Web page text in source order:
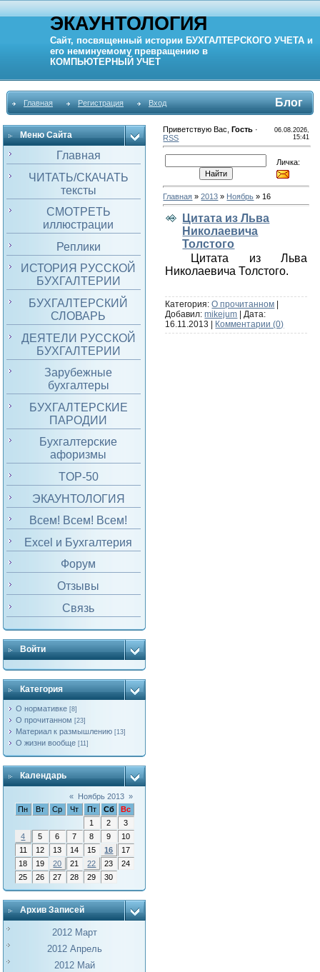
ЭКАУНТОЛОГИЯ
Сайт, посвященный истории БУХГАЛТЕРСКОГО УЧЕТА и
его неминуемому превращению в
КОМПЬЮТЕРНЫЙ УЧЕТ
Главная Регистрация Вход Блог
Меню Сайта
Главная
ЧИТАТЬ/СКАЧАТЬ
тексты
СМОТРЕТЬ
иллюстрации
Реплики
ИСТОРИЯ РУССКОЙ
БУХГАЛТЕРИИ
БУХГАЛТЕРСКИЙ
СЛОВАРЬ
ДЕЯТЕЛИ РУССКОЙ
БУХГАЛТЕРИИ
Зарубежные
бухгалтеры
БУХГАЛТЕРСКИЕ
ПАРОДИИ
Бухгалтерские
афоризмы
TOP-50
ЭКАУНТОЛОГИЯ
Всем! Всем! Всем!
Excel и Бухгалтерия
Форум
Отзывы
Связь
Войти
Категория
О нормативке [8]
О прочитанном [23]
Материал к размышлению [13]
О жизни вообще [11]
Календарь
« Ноябрь 2013 »
Пн
Вт Ср Чт Пт Сб
Вс
1
2
3
4
5 6 7 8 9
10
11
12 13 14 15 16
17
18
19 20 21 22 23
24
25
26 27 28 29 30
Архив Записей
2012 Март
2012 Апрель
2012 Май
Приветствую Вас ,Гость ·
RSS
06.08.2026,
15:41
Личка:
Главная »2013 » Ноябрь » 16
Цитата из Льва
Николаевича
Толстого
Цитата из Льва
Николаевича Толстого.
Категория:О прочитанном
Добавил:mikejum | Дата:
16.11.2013
Комментарии (0)